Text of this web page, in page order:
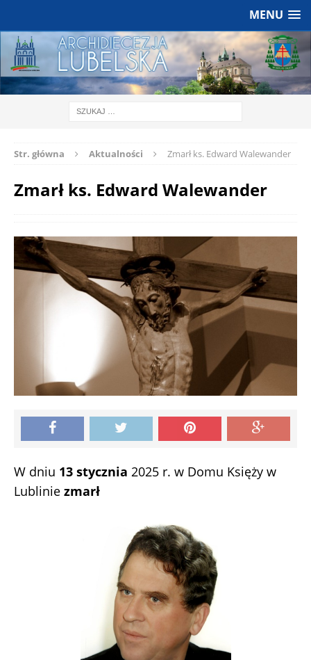
MENU
Str. główna Aktualności Zmarł ks. Edward Walewander
Zmarł ks. Edward Walewander
W dniu 13 stycznia 2025 r. w Domu Księży w
Lublinie zmarł